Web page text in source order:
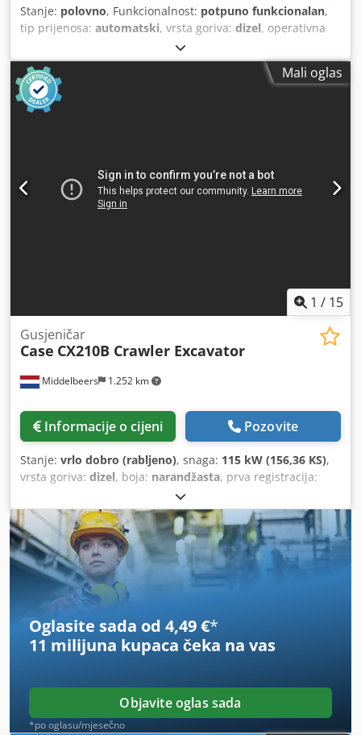
Stanje: polovno, Funkcionalnost: potpuno funkcionalan,
tip prijenosa: automatski, vrsta goriva: dizel, operativna
, konfiguracija osovina:
registracija:10/1977, Godina izgradnje:1977, Oprema:
hidraulika
Mali oglas
1 / 15
Middelbeers 1.252 km
Gusjeničar
Case CX210B Crawler Excavator
Informacije o cijeni Pozovite
Stanje: vrlo dobro (rabljeno), snaga: 115 kW (156,36 KS),
vrsta goriva: dizel, boja: narandžasta, prva registracija:
2012
Oglasite sada od 4,49 €*
11 milijuna kupaca čeka na vas
Objavite oglas sada
*po oglasu/mjesečno